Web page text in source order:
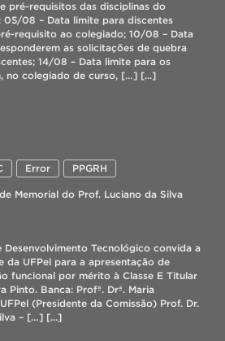
pré-requisitos das disciplinas do
08 – Data limite para discentes
requisito ao colegiado; 10/08 – Data
as solicitações de quebra
14/08 – Data limite para os
no colegiado de curso, […] [...]
do Curso de Graduação em
UFPel, entregaram no dia 22 de
3D de Biologia Celular aplicada à
foi proposta como uma avaliação
forma […]
Biopolímeros
Error PPGRH
Memorial do Prof. Luciano da Silva
Tecnológico convida a
da UFPel para a apresentação de
funcional por mérito à Classe E Titular
Pinto. Banca: Profª. Drª. Maria
(Presidente da Comissão) Prof. Dr.
– […] [...]